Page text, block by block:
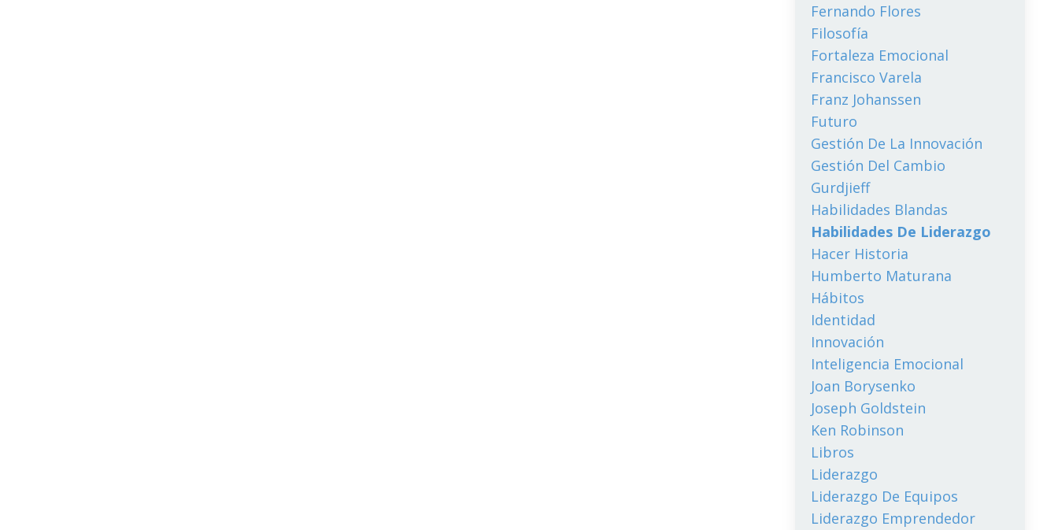
Fernando Flores
Filosofía
Fortaleza Emocional
Francisco Varela
Franz Johanssen
Futuro
Gestión De La Innovación
Gestión Del Cambio
Gurdjieff
Habilidades Blandas
Habilidades De Liderazgo
Hacer Historia
Humberto Maturana
Hábitos
Identidad
Innovación
Inteligencia Emocional
Joan Borysenko
Joseph Goldstein
Ken Robinson
Libros
Liderazgo
Liderazgo De Equipos
Liderazgo Emprendedor